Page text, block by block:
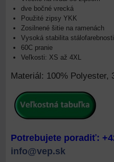
dve bočné vrecká
Použité zipsy YKK
Zosilnené šitie na ramenách
Vysoká stabilita
60C pranie
Veľkosti: XS až 4XL
Materiál: 100% Polyester,
Potrebujete poradiť:
info@vep.sk